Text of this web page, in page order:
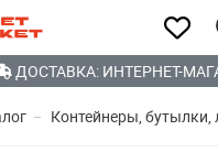
ДОСТАВКА: ИНТЕРНЕТ-
Контейнеры, бутылки,